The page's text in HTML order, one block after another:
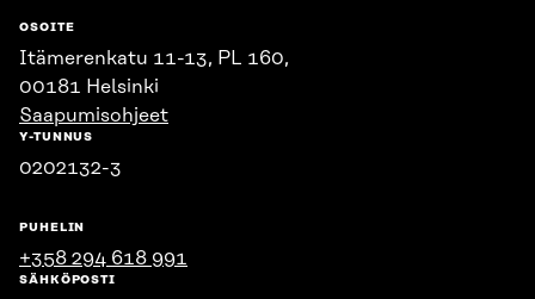
OSOITE
Itämerenkatu 11-13, PL 160,
00181 Helsinki
Saapumisohjeet
Y-TUNNUS
0202132-3
PUHELIN
+358 294 618 991
SÄHKÖPOSTI